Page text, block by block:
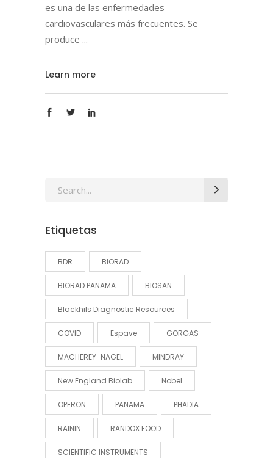
es una de las enfermedades
cardiovasculares más frecuentes. Se
produce
Learn more
Search
Etiquetas
BDR BIORAD
BIORAD PANAMA BIOSAN
Blackhils Diagnostic Resources
COVID Espave GORGAS
MACHEREY-NAGEL MINDRAY
New England Biolab Nobel
OPERON PANAMA PHADIA
RAININ RANDOX FOOD
SCIENTIFIC INSTRUMENTS